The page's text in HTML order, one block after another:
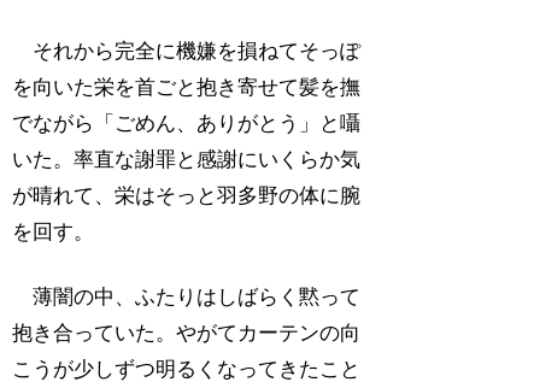
それから完全に機嫌を損ねてそっぽ
を向いた栄を首ごと抱き寄せて髪を撫
でながら「ごめん、ありがとう」と囁
いた。率直な謝罪と感謝にいくらか気
が晴れて、栄はそっと羽多野の体に腕
を回す。
薄闇の中、ふたりはしばらく黙って
抱き合っていた。やがてカーテンの向
こうが少しずつ明るくなってきたこと